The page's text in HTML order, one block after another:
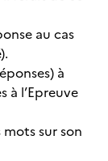
au cas
à
à l’Epreuve
sur son